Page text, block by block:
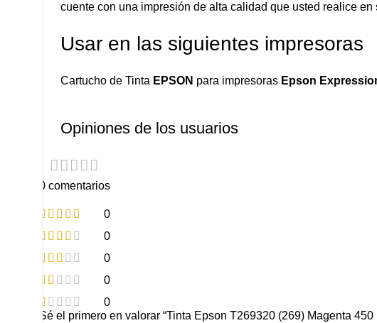
cuente con una impresión de alta calidad que usted realice en
Usar en las siguientes impresoras
Cartucho de Tinta EPSON para impresoras Epson
Opiniones de los usuarios
0 comentarios
0
0
0
0
0
Sé el primero en valorar “Tinta Epson T269320 (269) Magenta 450